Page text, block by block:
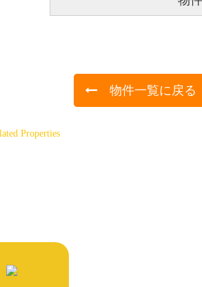
物件一覧に戻る
Properties